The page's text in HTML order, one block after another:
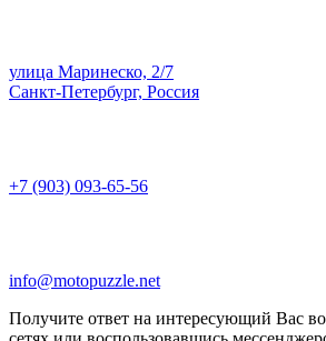
улица Маринеско, 2/7
Санкт-Петербург, Россия
+7 (903) 093-65-56
info@motopuzzle.net
Получите ответ на интересующий Вас